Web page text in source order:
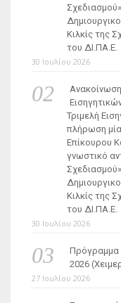
Κιλκίς της
του ΔΙ.ΠΑ.Ε.
30 Ιουλίου 2026
Τριμελή
πλήρωση
Επίκουρου
γνωστικό
Κιλκίς της
του ΔΙ.ΠΑ.Ε.
30 Ιουλίου 2026
Πρόγραμμα
2026
27 Ιουλίου 2026